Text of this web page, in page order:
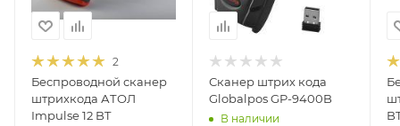
2
Беспроводной сканер
штрихкода АТОЛ
Impulse 12 BT
Сканер штрих кода
Globalpos GP-9400B
В наличии